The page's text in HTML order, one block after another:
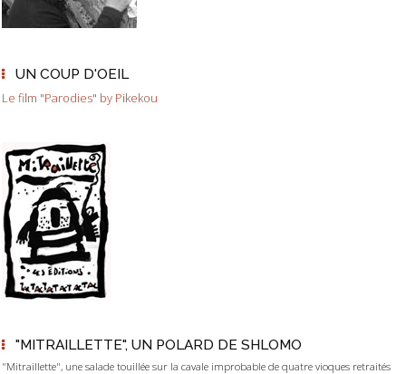
UN COUP D'OEIL
Le film "Parodies" by Pikekou
"MITRAILLETTE", UN POLARD DE SHLOMO
"Mitraillette", une salade touillée sur la cavale improbable de quatre vioques retraités